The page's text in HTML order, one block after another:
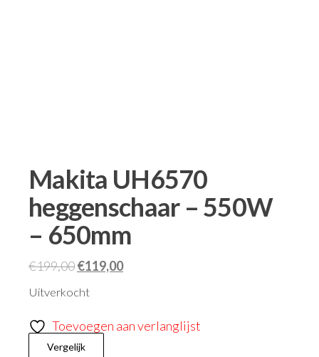
Makita UH6570
heggenschaar – 550W
– 650mm
€199,00€119,00
Uitverkocht
Toevoegen aan verlanglijst
Vergelijk